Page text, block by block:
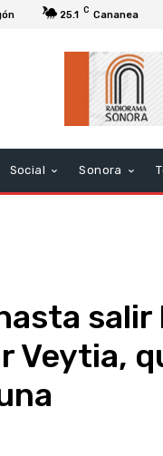
25.1 C Cananea
Social Sonora
Veytia,